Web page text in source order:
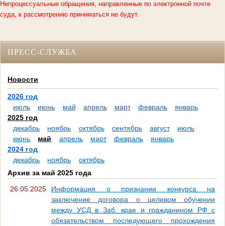
Непроцессуальные обращения, направленные по электронной почте
суда, к рассмотрению приниматься не будут.
ПРЕСС-СЛУЖБА
Новости
2026 год
июль
июнь май апрель март февраль
январь
2025 год
декабрь
ноябрь октябрь сентябрь август
июль
июнь
май апрель март февраль
январь
2024 год
декабрь
ноябрь
октябрь
Архив за май 2025 года
26.05.2025
Информация о признании конкурса на
заключение договора о целевом обучении
между УСД в Заб. крае и гражданином РФ с
обязательством последующего прохождения